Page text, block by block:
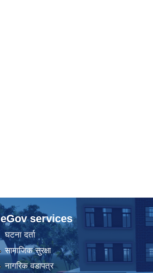
eGov services
घटना दर्ता
सामाजिक सुरक्षा
नागरिक वडापत्र